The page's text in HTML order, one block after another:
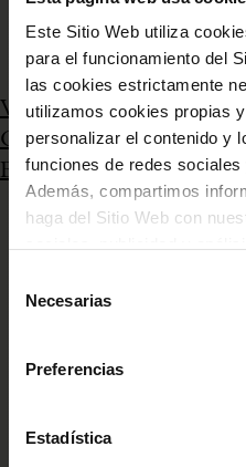
Este Sitio Web utiliza
para el funcionamiento del
las cookies estrictamente
utilizamos cookies propias
personalizar el contenido y
funciones de redes
Además, compartimos
haga del Sitio Web con
proporcionado o que hayan
que haya hecho de sus
puede “Permitir todas las
de cookies que quiere
Política de Cookies
,
Necesarias
Preferencias
Estadística
Ver documento
CCPBC (Catàleg
Bibliogràfic de Catalunya)